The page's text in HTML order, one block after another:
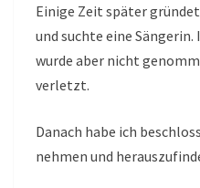
Einige Zeit später
und suchte eine
wurde aber nicht
verletzt.
Danach habe ich
nehmen und